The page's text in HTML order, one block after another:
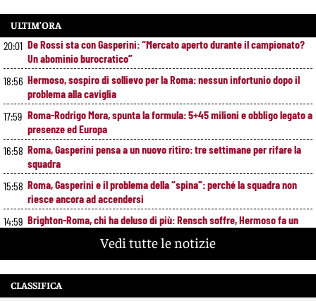
ULTIM’ORA
20:01 De Rossi sta con Gasperini: “Mercato aperto durante il campionato?
Un abominio burocratico”
18:56 Hermoso, sospiro di sollievo per la Roma: nessun infortunio dopo il
problema alla caviglia
17:59 Roma-Rodrigo Mora, spunta la formula: 5+45 milioni e obbligo legato a
presenze ed Europa
16:58 Roma, Gasperini pensa a un nuovo ritiro: tre settimane per rifare la
squadra
15:58 Roma, Gasperini e il problema della “spina”: perché la squadra non
riesce ancora ad accendersi
14:59 Brighton-Roma, chi ha deluso di più: Rensch soffre, Hermoso fa un
12:58 Roma, Fofana si complica: spunta Mbaye in prestito. Restano vive le
Vedi tutte le notizie
CLASSIFICA